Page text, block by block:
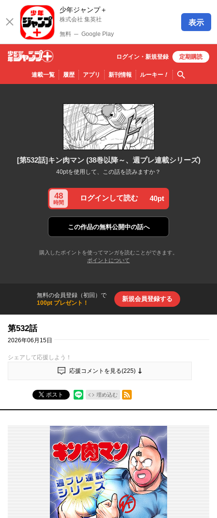
少年ジャンプ＋
株式会社 集英社
無料 ─ Google Play
表示
少年ジ
ャンプ
連載一覧 履歴 アプリ 新刊情報 ルーキー！ 検索
ログイン・ 新規登録 定期購読
[第532話]キン肉マン (38巻以降～、週プレ連載シリーズ)
40ptを使用して、この話を読みますか？
48
時間
ログインして読む 40pt
この作品の無料公開中の話へ
購入したポイントを使ってマンガを読むことができます。
ポイントについて
無料の会員登録（初回）で
100pt プレゼント！
新規会員登録する
第532話
2026年06月15日
シェアして応援しよう！
応援コメントを見る(225)
ポスト 埋め込む
RSSフィード